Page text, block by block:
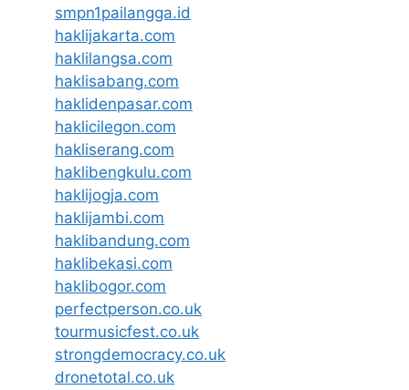
smpn1pailangga.id
haklijakarta.com
haklilangsa.com
haklisabang.com
haklidenpasar.com
haklicilegon.com
hakliserang.com
haklibengkulu.com
haklijogja.com
haklijambi.com
haklibandung.com
haklibekasi.com
haklibogor.com
perfectperson.co.uk
tourmusicfest.co.uk
strongdemocracy.co.uk
dronetotal.co.uk